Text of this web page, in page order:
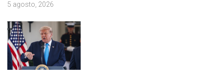
5 agosto, 2026